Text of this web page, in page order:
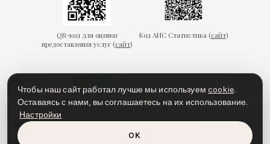
QR-код для оценки
предоставления услуг (сайт)
Код АИС Статистика (сайт)
Гарантии безопасности Пользовательское соглашение
Политика конфиденциальности
Чтобы наш сайт работал лучше мы используемcookie.
Оставаясь с нами, вы соглашаетесь на их использование.
Настройки
OK